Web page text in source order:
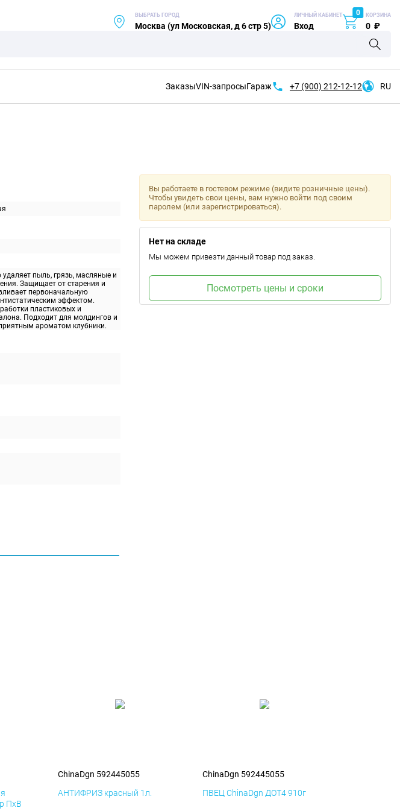
ВЫБРАТЬ ГОРОД
Москва (ул Московская, д 6 стр 5)
ЛИЧНЫЙ КАБИНЕТ
Вход
0 КОРЗИНА
0 ₽
ЗаказыVIN-запросыГараж +7 (900) 212-12-12 RU
пыль, грязь, масляные и
Защищает от старения и
первоначальную
эффектом.
пластиковых и
Подходит для молдингов и
ароматом клубники.
Вы работаете в гостевом режиме (видите розничные цены).
Чтобы увидеть свои цены, вам нужно войти под своим
паролем (или зарегистрироваться).
Нет на складе
Мы можем привезти данный товар под заказ.
Посмотреть цены и сроки
ПхВ
ChinaDgn 592445055
АНТИФРИЗ красный 1л.
ChinaDgn 592445055
ПВЕЦ ChinaDgn ДОТ4 910г